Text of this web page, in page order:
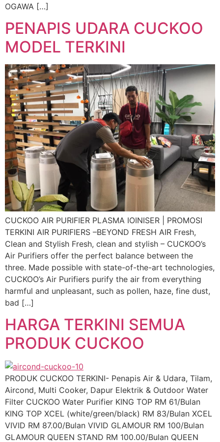
OGAWA […]
PENAPIS UDARA CUCKOO
MODEL TERKINI
CUCKOO AIR PURIFIER PLASMA IOINISER | PROMOSI
TERKINI AIR PURIFIERS –BEYOND FRESH AIR Fresh,
Clean and Stylish Fresh, clean and stylish – CUCKOO’s
Air Purifiers offer the perfect balance between the
three. Made possible with state-of-the-art technologies,
CUCKOO’s Air Purifiers purify the air from everything
harmful and unpleasant, such as pollen, haze, fine dust,
bad […]
HARGA TERKINI SEMUA
PRODUK CUCKOO
PRODUK CUCKOO TERKINI- Penapis Air & Udara, Tilam,
Aircond, Multi Cooker, Dapur Elektrik & Outdoor Water
Filter CUCKOO Water Purifier KING TOP RM 61/Bulan
KING TOP XCEL (white/green/black) RM 83/Bulan XCEL
VIVID RM 87.00/Bulan VIVID GLAMOUR RM 100/Bulan
GLAMOUR QUEEN STAND RM 100.00/Bulan QUEEN